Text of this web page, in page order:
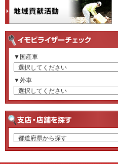
▼国産車
▼外車